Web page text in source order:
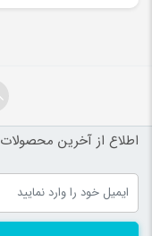
اطلاع از آخرین